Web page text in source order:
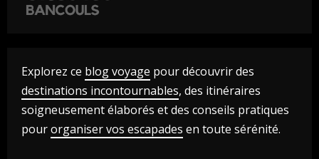
Explorez ce blog voyage pour découvrir des
destinations incontournables, des itinéraires
soigneusement élaborés et des conseils pratiques
pourorganiser vos escapades en toute sérénité.